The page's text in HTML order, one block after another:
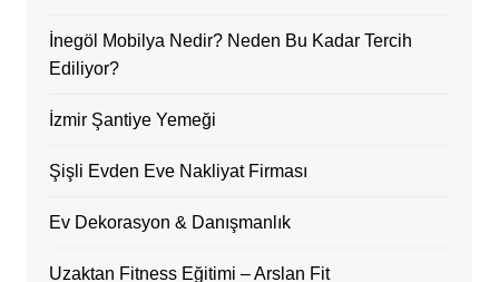
İnegöl Mobilya Nedir? Neden Bu Kadar Tercih
Ediliyor?
İzmir Şantiye Yemeği
Şişli Evden Eve Nakliyat Firması
Ev Dekorasyon & Danışmanlık
Uzaktan Fitness Eğitimi – Arslan Fit